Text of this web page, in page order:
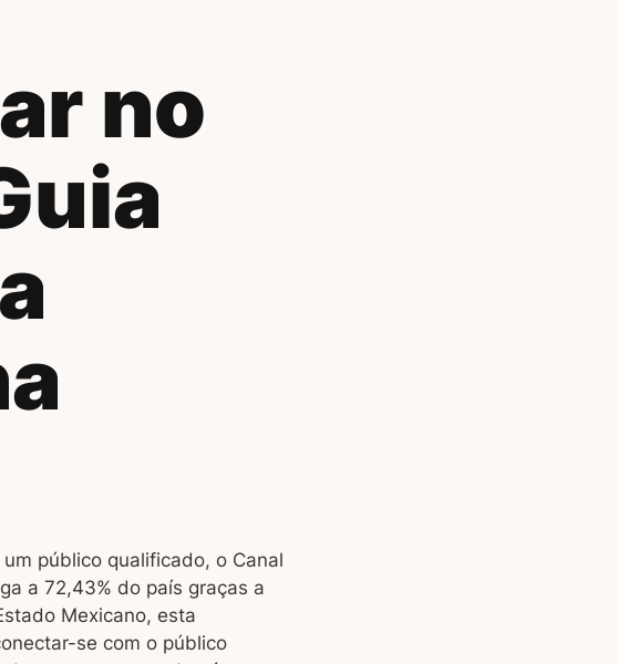
no
público qualificado, o Canal
a 72,43% do país graças a
Mexicano, esta
se com o público